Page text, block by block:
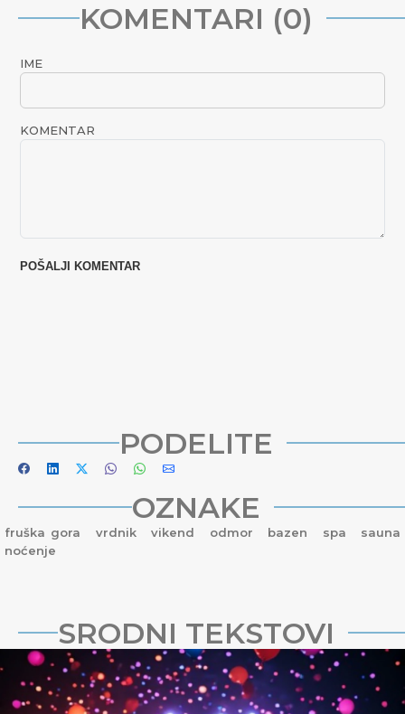
KOMENTARI (0)
IME
KOMENTAR
PODELITE
OZNAKE
fruška gora vrdnik vikend odmor bazen spa
sauna
noćenje
SRODNI TEKSTOVI